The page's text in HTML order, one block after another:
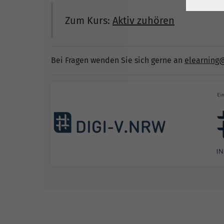
Zum Kurs: Aktiv zuhören
Bei Fragen wenden Sie sich gerne an